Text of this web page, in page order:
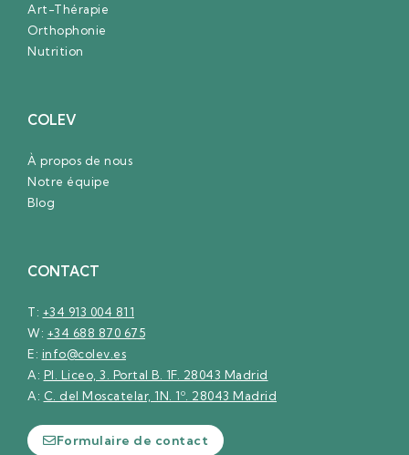
Art-Thérapie
Orthophonie
Nutrition
COLEV
À propos de nous
Notre équipe
Blog
CONTACT
T: +34 913 004 811
W: +34 688 870 675
E: info@colev.es
A: Pl. Liceo, 3. Portal B. 1F. 28043 Madrid
A: C. del Moscatelar, 1N. 1º. 28043 Madrid
Formulaire de contact